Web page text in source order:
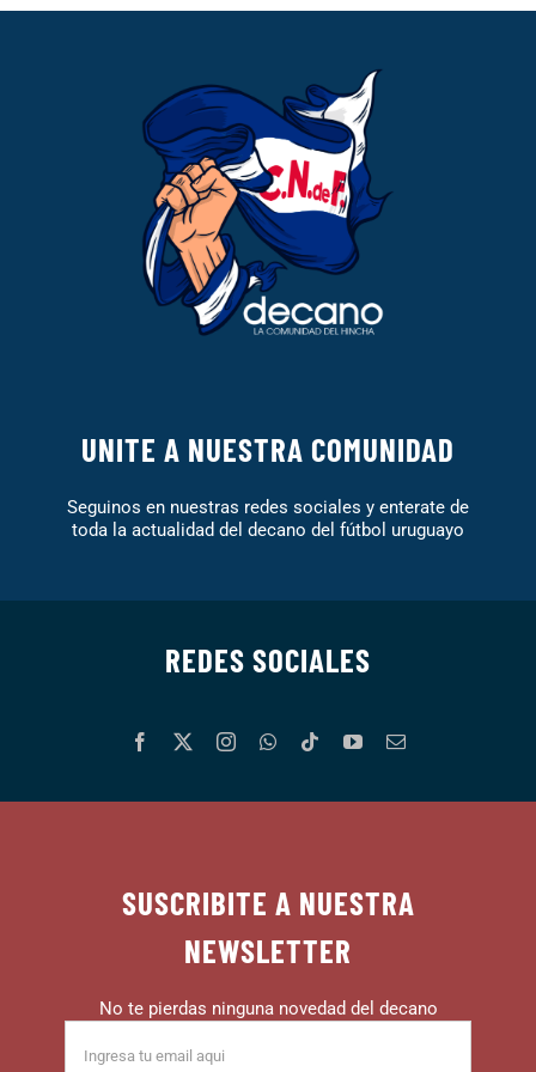
UNITE A NUESTRA COMUNIDAD
Seguinos en nuestras redes sociales y enterate de
toda la actualidad del decano del fútbol uruguayo
REDES SOCIALES
SUSCRIBITE A NUESTRA
NEWSLETTER
No te pierdas ninguna novedad del decano